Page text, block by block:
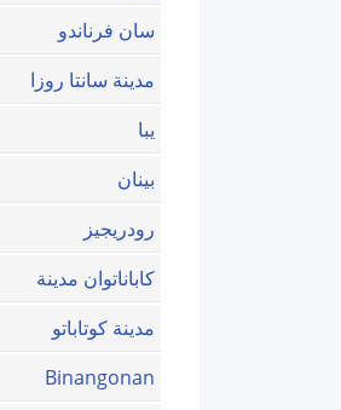
سان فرناندو
مدينة سانتا روزا
يبا
بينان
رودريجيز
كاباناتوان مدينة
مدينة كوتاباتو
Binangonan